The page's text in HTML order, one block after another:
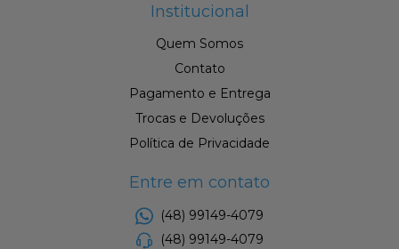
Institucional
Quem Somos
Contato
Pagamento e Entrega
Trocas e Devoluções
Política de Privacidade
Entre em contato
(48) 99149-4079
(48) 99149-4079